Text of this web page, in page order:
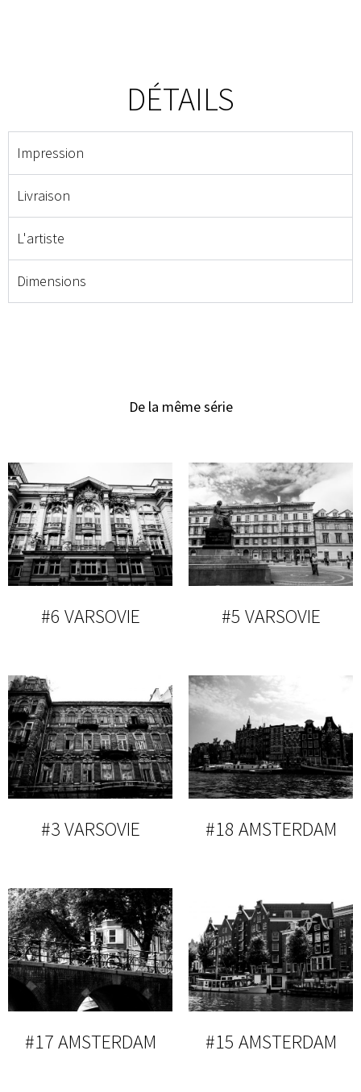
DÉTAILS
Impression
Livraison
L'artiste
Dimensions
De la même série
#6 VARSOVIE #5 VARSOVIE
#3 VARSOVIE #18 AMSTERDAM
#17 AMSTERDAM #15 AMSTERDAM